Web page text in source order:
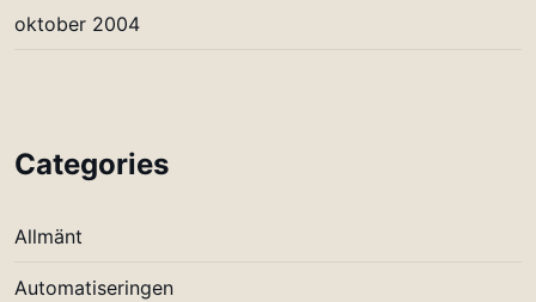
oktober 2004
Categories
Allmänt
Automatiseringen